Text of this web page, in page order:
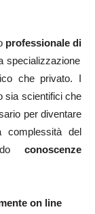
professionale di
specializzazione
che privato. I
sia scientifici che
per diventare
complessità del
conoscenze
on line